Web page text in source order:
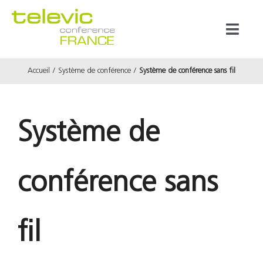
Produits
Accueil Système de conférence Système de conférence sans fil
Système de
conférence sans
fil